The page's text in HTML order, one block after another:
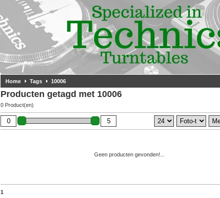
Home Tags 10006
Producten getagd met 10006
0 Product(en)
Geen producten gevonden!...
1